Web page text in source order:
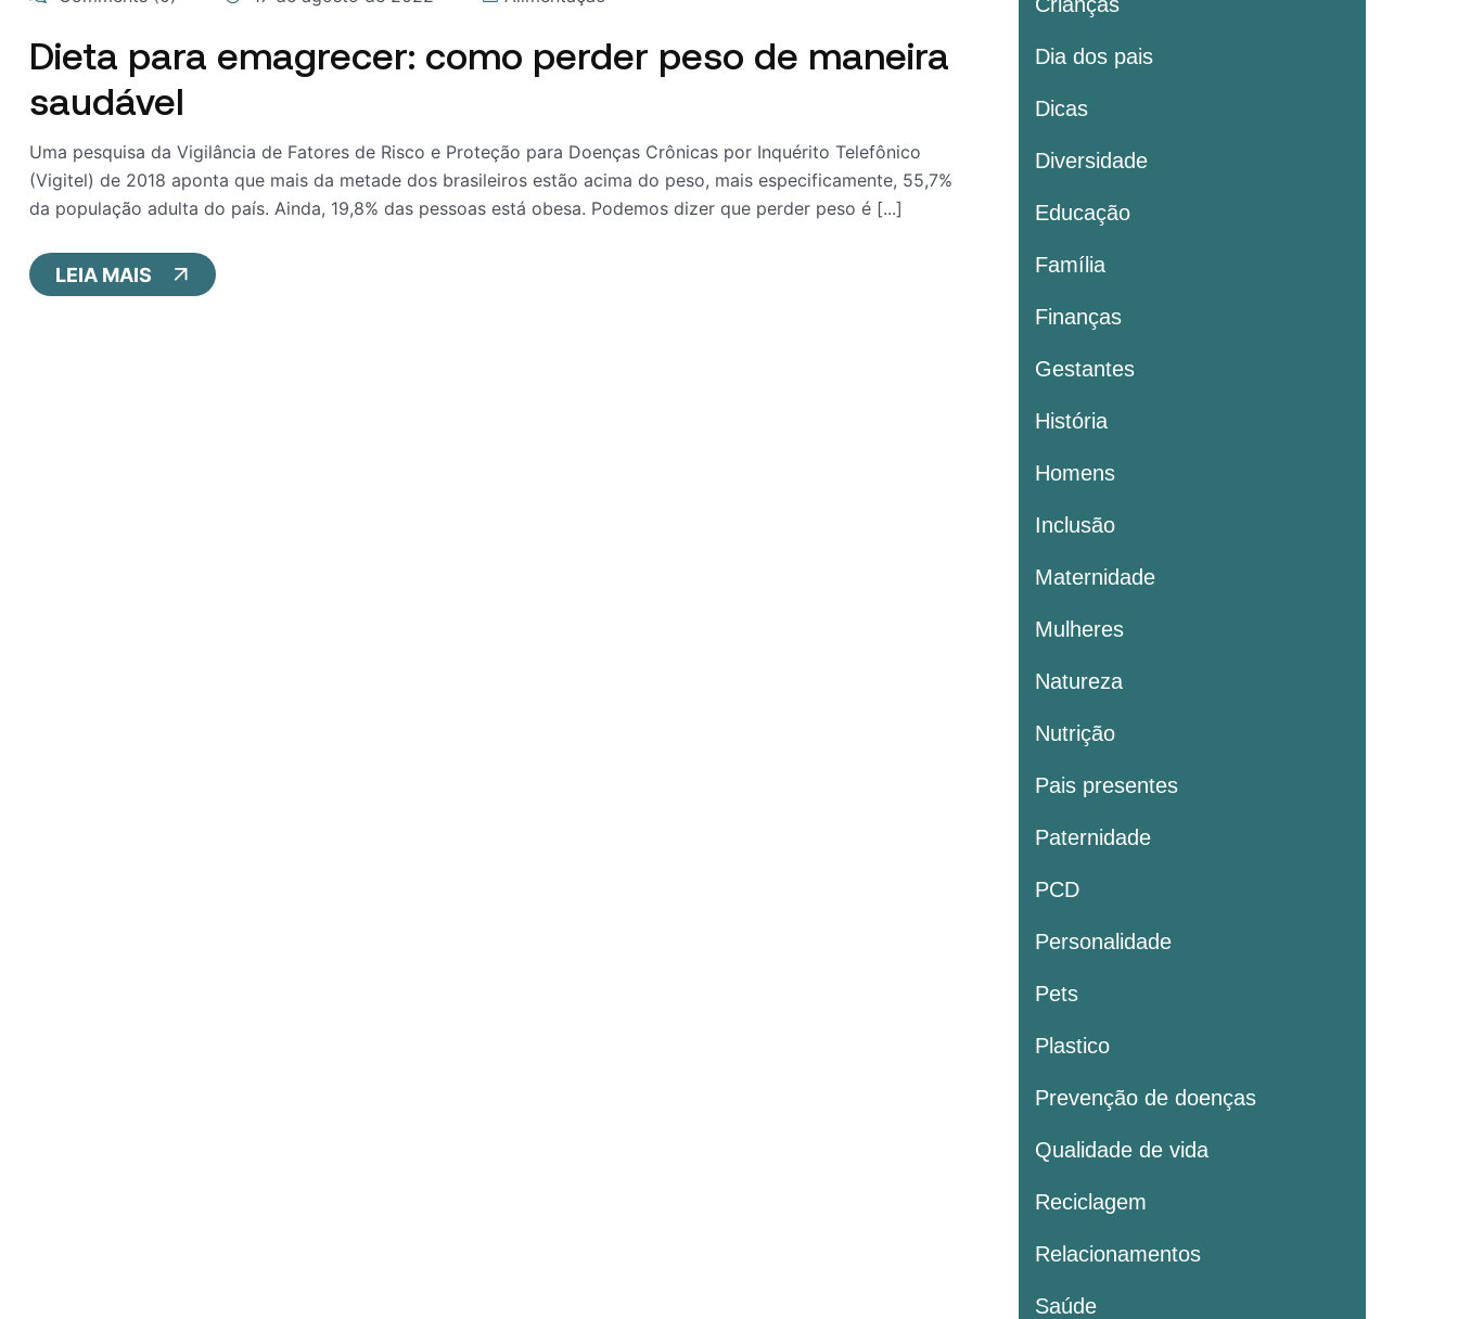
Dieta para emagrecer: como perder peso de maneira
saudável
Uma pesquisa da Vigilância de Fatores de Risco e Proteção para Doenças Crônicas por Inquérito Telefônico
(Vigitel) de 2018 aponta que mais da metade dos brasileiros estão acima do peso, mais especificamente, 55,7%
da população adulta do país. Ainda, 19,8% das pessoas está obesa. Podemos dizer que perder peso é [...]
LEIA MAIS
Dia dos pais
Dicas
Diversidade
Educação
Família
Finanças
Gestantes
História
Homens
Inclusão
Maternidade
Mulheres
Natureza
Nutrição
Pais presentes
Paternidade
PCD
Personalidade
Pets
Plastico
Prevenção de doenças
Qualidade de vida
Reciclagem
Relacionamentos
Saúde